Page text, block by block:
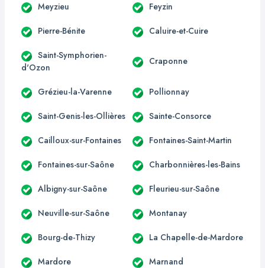
Meyzieu Feyzin
Pierre-Bénite Caluire-et-Cuire
Saint-Symphorien-
d'Ozon
Craponne
Grézieu-la-Varenne Pollionnay
Saint-Genis-les-Ollières Sainte-Consorce
Cailloux-sur-Fontaines Fontaines-Saint-Martin
Fontaines-sur-Saône Charbonnières-les-Bains
Albigny-sur-Saône Fleurieu-sur-Saône
Neuville-sur-Saône Montanay
Bourg-de-Thizy La Chapelle-de-Mardore
Mardore Marnand